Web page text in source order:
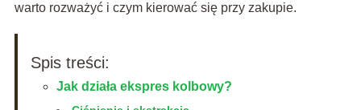
warto rozważyć i czym kierować się przy zakupie.
Spis treści:
Jak działa ekspres kolbowy?